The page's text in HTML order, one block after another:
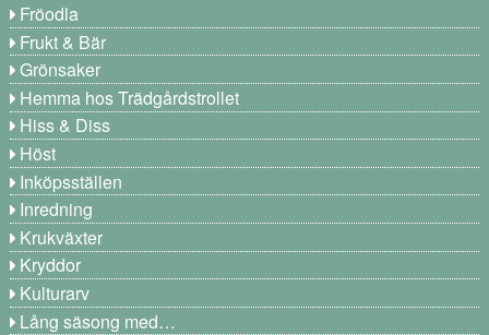
Fröodla
Frukt & Bär
Grönsaker
Hemma hos Trädgårdstrollet
Hiss & Diss
Höst
Inköpsställen
Inredning
Krukväxter
Kryddor
Kulturarv
Lång säsong med…